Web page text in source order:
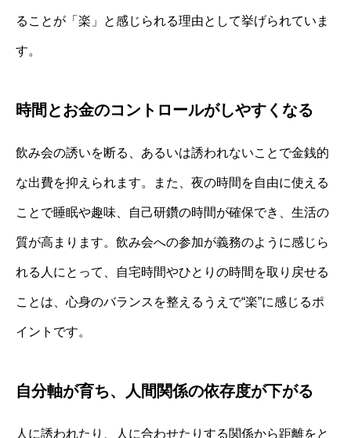
ることが「楽」と感じられる理由として挙げられていま
す。
時間とお金のコントロールがしやすくなる
飲み会の誘いを断る、あるいは誘われないことで金銭的
な出費を抑えられます。また、夜の時間を自由に使える
ことで睡眠や趣味、自己研鑽の時間が確保でき、生活の
質が高まります。飲み会への参加が義務のように感じら
れる人にとって、自宅時間やひとりの時間を取り戻せる
ことは、心身のバランスを整えるうえで“楽”に感じるポ
イントです。
自分軸が育ち、人間関係の依存度が下がる
人に誘われたり、人に合わせたりする関係から距離をと